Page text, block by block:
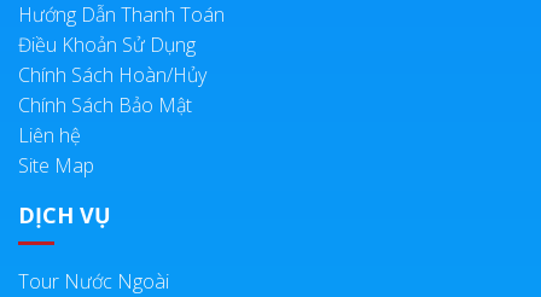
Hướng Dẫn Thanh Toán
Điều Khoản Sử Dụng
Chính Sách Hoàn/Hủy
Chính Sách Bảo Mật
Liên hệ
Site Map
DỊCH VỤ
Tour Nước Ngoài